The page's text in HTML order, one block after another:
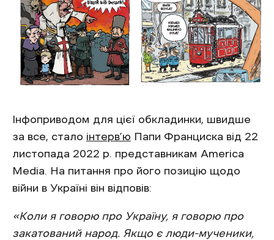
Інфоприводом для цієї обкладинки, швидше
за все, стало інтерв’ю Папи Франциска від 22
листопада 2022 р. представникам America
Media. На питання про його позицію щодо
війни в Україні він відповів:
«Коли я говорю про Україну, я говорю про
закатований народ. Якщо є люди-мученики,